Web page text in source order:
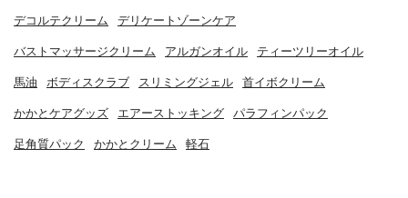
デコルテクリーム デリケートゾーンケア
バストマッサージクリーム アルガンオイル ティーツリーオイル
馬油 ボディスクラブ スリミングジェル 首イボクリーム
かかとケアグッズ エアーストッキング パラフィンパック
足角質パック かかとクリーム 軽石